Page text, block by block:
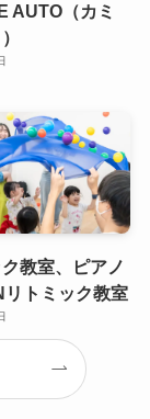
AUTO（カミ
ク教室、ピアノ
トミック教室